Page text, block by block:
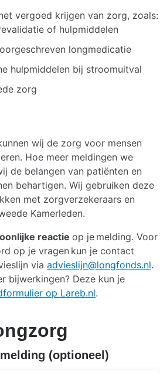
vergoed krijgen van zorg, zoals:
of hulpmiddelen
longmedicatie
hulpmiddelen bij stroomuitval
zorg
wij de zorg voor mensen
Hoe meer meldingen we
de belangen van patiënten en
behartigen. Wij gebruiken deze
met zorgverzekeraars en
Kamerleden.
reactie op je melding. Voor
op je vragen kun je contact
via advieslijn@longfonds.nl.
bijwerkingen? Deze kun je
op Lareb.nl.
(optioneel)